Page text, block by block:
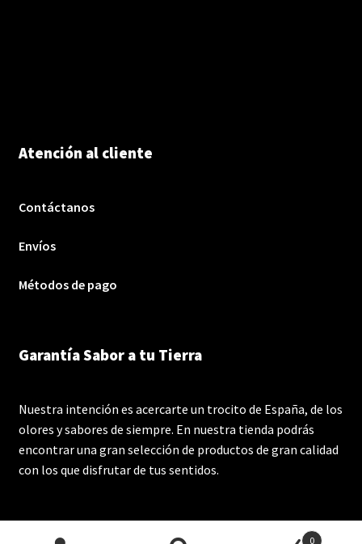
Atención al cliente
Contáctanos
Envíos
Métodos de pago
Garantía Sabor a tu Tierra
Nuestra intención es acercarte un trocito de España, de los
olores y sabores de siempre. En nuestra tienda podrás
encontrar una gran selección de productos de gran calidad
con los que disfrutar de tus sentidos.
0